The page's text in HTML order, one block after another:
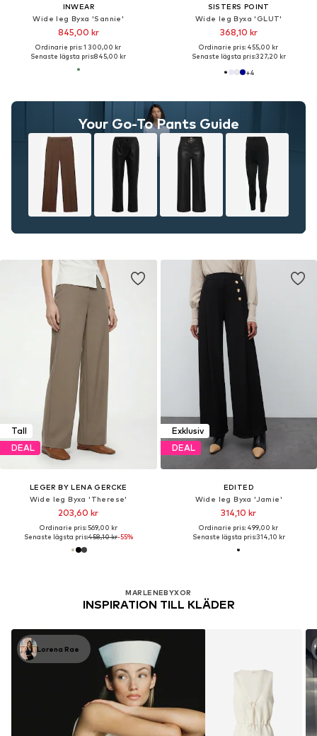
INWEAR
Wide leg Byxa 'Sannie'
845,00 kr
Ordinarie pris: 1 300,00 kr
Senaste lägsta pris:845,00 kr
SISTERS POINT
Wide leg Byxa 'GLUT'
368,10 kr
Ordinarie pris: 455,00 kr
Senaste lägsta pris:327,20 kr
+4
Your Go-To Pants Guide
Tall
DEAL
LEGER BY LENA GERCKE
Wide leg Byxa 'Therese'
203,60 kr
Ordinarie pris: 569,00 kr
Senaste lägsta pris:458,10 kr-55%
Exklusiv
DEAL
EDITED
Wide leg Byxa 'Jamie'
314,10 kr
Ordinarie pris: 499,00 kr
Senaste lägsta pris:314,10 kr
MARLENEBYXOR
INSPIRATION TILL KLÄDER
Lorena Rae